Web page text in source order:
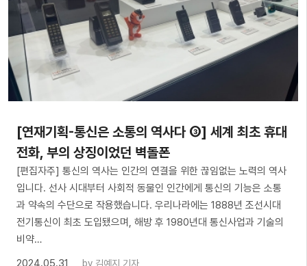
[연재기획-통신은 소통의 역사다 ③] 세계 최초 휴대
전화, 부의 상징이었던 벽돌폰
[편집자주] 통신의 역사는 인간의 연결을 위한 끊임없는 노력의 역사
입니다. 선사 시대부터 사회적 동물인 인간에게 통신의 기능은 소통
과 약속의 수단으로 작용했습니다. 우리나라에는 1888년 조선시대
전기통신이 최초 도입됐으며, 해방 후 1980년대 통신사업과 기술의
비약…
2024.05.31
by 김예지 기자